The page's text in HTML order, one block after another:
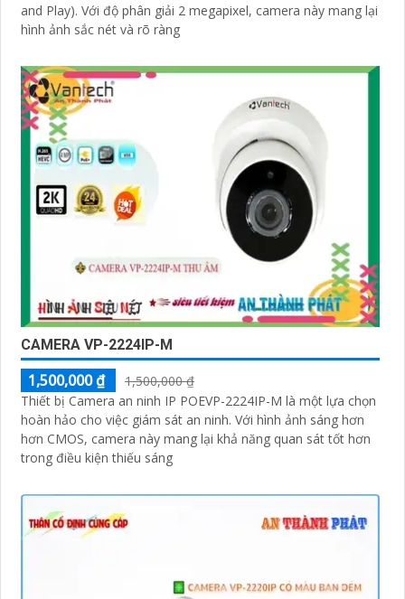
and Play). Với độ phân giải 2 megapixel, camera này mang lại
hình ảnh sắc nét và rõ ràng
CAMERA VP-2224IP-M
1,500,000 ₫
1,500,000 ₫
Thiết bị Camera an ninh IP POEVP-2224IP-M là một lựa chọn
hoàn hảo cho việc giám sát an ninh. Với hình ảnh sáng hơn
hơn CMOS, camera này mang lại khả năng quan sát tốt hơn
trong điều kiện thiếu sáng